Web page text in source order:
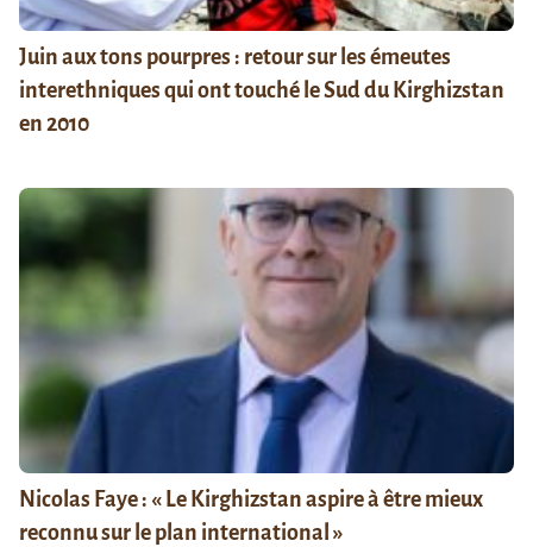
Juin aux tons pourpres : retour sur les émeutes
interethniques qui ont touché le Sud du Kirghizstan
en 2010
Nicolas Faye : « Le Kirghizstan aspire à être mieux
reconnu sur le plan international »